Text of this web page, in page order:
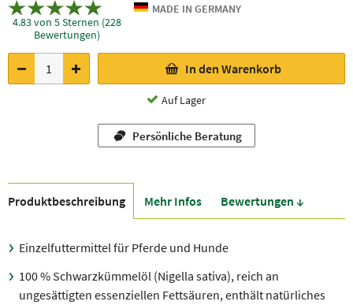
4.83 von 5 Sternen (228
Bewertungen)
In den Warenkorb
Auf Lager
Persönliche Beratung
Produkt­beschreibung Mehr Infos Bewer­tungen ↓
Einzelfuttermittel für Pferde und Hunde
100 % Schwarzkümmelöl (Nigella sativa), reich an
ungesättigten essenziellen Fettsäuren, enthält natürliches